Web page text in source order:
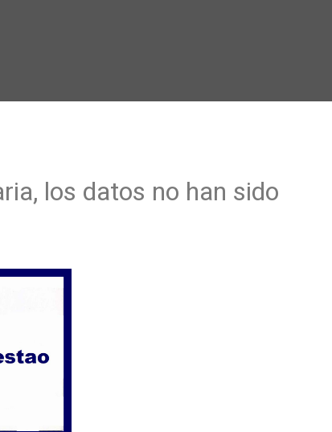
los datos no han sido